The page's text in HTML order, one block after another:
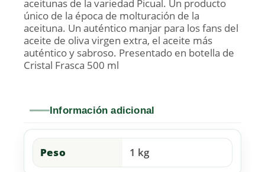
aceitunas de la variedad Picual. Un producto
único de la época de molturación de la
aceituna. Un auténtico manjar para los fans del
aceite de oliva virgen extra, el aceite más
auténtico y sabroso. Presentado en botella de
Cristal Frasca 500 ml
Información adicional
Peso 1 kg